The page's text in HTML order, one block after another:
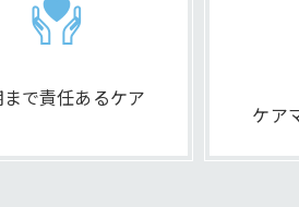
で責任あるケア
ケア